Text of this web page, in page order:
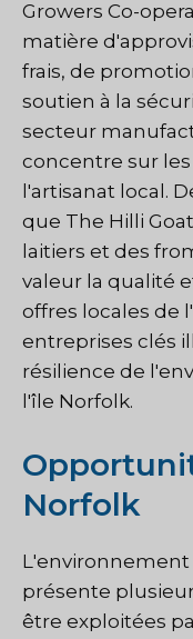
Growers Co-
matière
frais, de
soutien à la
secteur
concentre sur
l'artisanat local.
que The Hilli
laitiers et des
valeur la qualité
offres locales de
entreprises clés
résilience de
l'île Norfolk.
Norfolk
présente
être exploitées